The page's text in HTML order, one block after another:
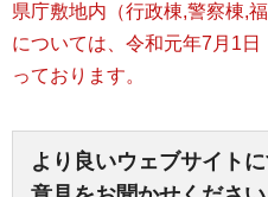
県庁敷地内（行政棟,警察棟,
については、令和元年7月1
っております。
より良いウェブサイト